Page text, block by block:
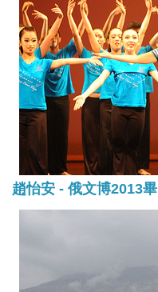
趙怡安 - 俄文博2013畢